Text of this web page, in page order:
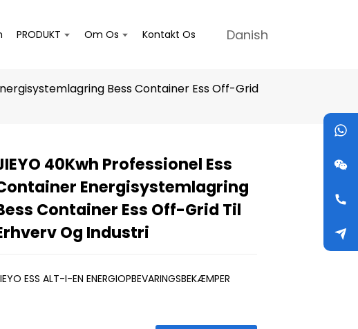
PRODUKT Om Os Kontakt Os Danish
Bess Container Ess Off-Grid
Loading...
Loading... Loading...
Loading...
40Kwh Professionel Ess
Energisystemlagring
Container Ess Off-Grid Til
Og Industri
ESS ALT-I-EN ENERGIOPBEVARINGSBEKÆMPER